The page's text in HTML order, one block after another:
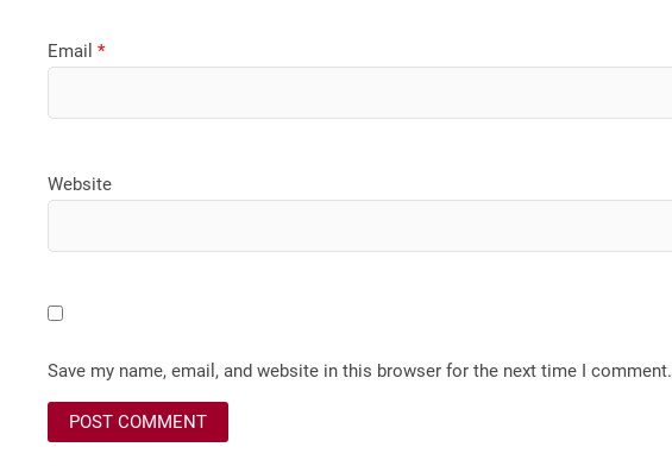
Email*
Website
Save my name, email, and website in this browser for the next time I comment.